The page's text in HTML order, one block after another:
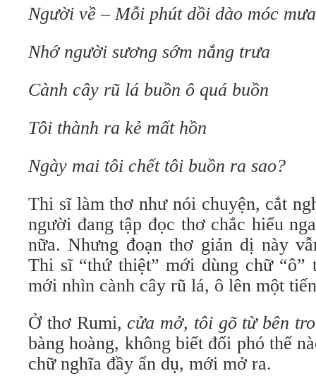
Người về – Mỗi phút dồi dào móc mưa
Nhớ người sương sớm nắng trưa
Cành cây rũ lá buồn ô quá buồn
Tôi thành ra kẻ mất hồn
Ngày mai tôi chết tôi buồn ra sao?
Thi sĩ làm thơ như nói chuyện, cắt
người đang tập đọc thơ chắc hiểu
nữa. Nhưng đoạn thơ giản dị này
Thi sĩ “thứ thiệt” mới dùng chữ “ô”
mới nhìn cành cây rũ lá, ô lên một
Ở thơ Rumi, cửa mở, tôi gõ từ bên
bàng hoàng, không biết đối phó thế
chữ nghĩa đầy ẩn dụ, mới mở ra.